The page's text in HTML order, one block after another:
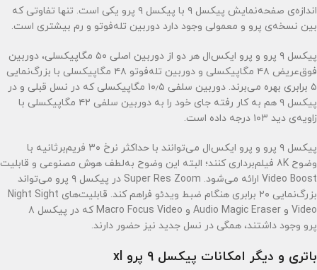
اندازه‌ی صفحه‌نمایش پیکسل ۹ با پیکسل ۹ پرو یکی است. تنها تفاوتی که
بین نسخه‌ی پرو و معمولی وجود دارد دوربین تله‌فوتو و رم بیشتری است.
پیکسل ۹ پرو و پرو ایکس‌ال هر دو از دوربین اصلی ۵۰ مگاپیکسلی، دوربین
فوق‌عریض ۴۸ مگاپیکسلی و دوربین تله‌فوتو ۴۸ مگاپیکسلی با بزرگ‌نمایی
۵ برابری بهره می‌برند. دوربین سلفی ۱۰٫۵ مگاپیکسلی که در نسل قبلی و در
پیکسل ۹ هم به کار رفته جای خود را به دوربین سلفی ۴۲ مگاپیکسلی با
زاویه‌ی دید ۱۰۳ درجه داده است.
پیکسل ۹ پرو و پرو ایکس‌ال می‌توانند با حداکثر نرخ ۳۰ فریم‌برثانیه با
وضوح 8K فیلم‌برداری کنند؛ البته این وضوح به‌لطف هوش مصنوعی و قابلیت
Video Boost ارائه می‌شود. Super Res Zoom در پیکسل ۹ پرو می‌تواند
بزرگ‌نمایی ۲۰ برابری هنگام ضبط ویدئو فراهم کند. قابلیت‌های Night Sight
Video و Audio Magic Eraser و Macro Focus Video که در پیکسل ۸
پرو وجود داشتند، همگی در نسل جدید نیز حضور دارند.
باتری و دیگر امکانات پیکسل ۹ پرو xl